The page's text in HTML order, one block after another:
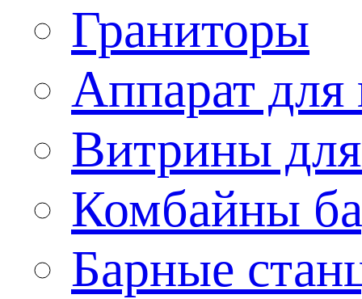
Граниторы
Аппарат для
Витрины
Комбайны
Барные